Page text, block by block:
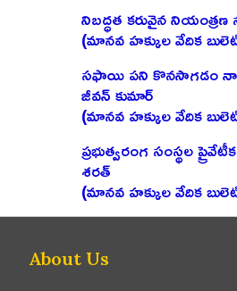
నిబద్ధత కరువైన
(మానవ హక్కుల వేదిక
సఫాయి పని కొనసాగడం
జీవన్‌ కుమార్‌
(మానవ హక్కుల వేదిక
ప్రభుత్వరంగ సంస్థల
శరత్‌
(మానవ హక్కుల వేదిక
About Us